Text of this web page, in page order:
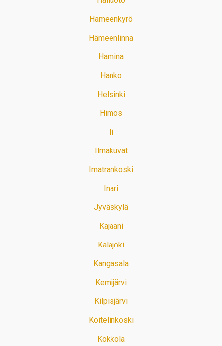
Hämeenkyrö
Hämeenlinna
Hamina
Hanko
Helsinki
Himos
Ii
Ilmakuvat
Imatrankoski
Inari
Jyväskylä
Kajaani
Kalajoki
Kangasala
Kemijärvi
Kilpisjärvi
Koitelinkoski
Kokkola